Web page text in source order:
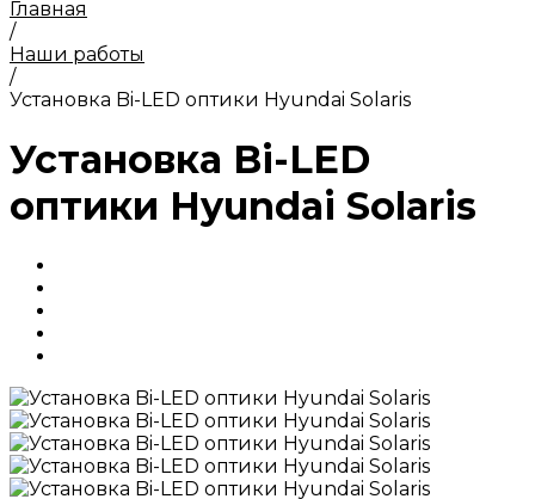
Главная
/
Наши работы
/
Установка Bi-LED оптики Hyundai Solaris
Установка Bi-LED
оптики Hyundai Solaris